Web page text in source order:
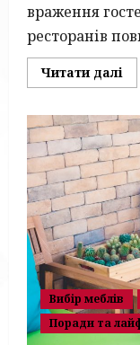
враження
ресторанів
Читати далі
та
як
та
Вибір меблів
Поради та